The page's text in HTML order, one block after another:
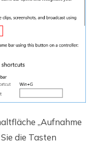
„Aufnahme
die Tasten